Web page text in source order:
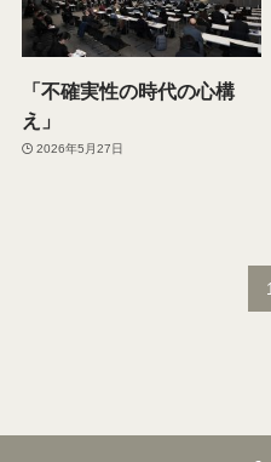
「不確実性の時代の心構
え」
2026年5月27日
1